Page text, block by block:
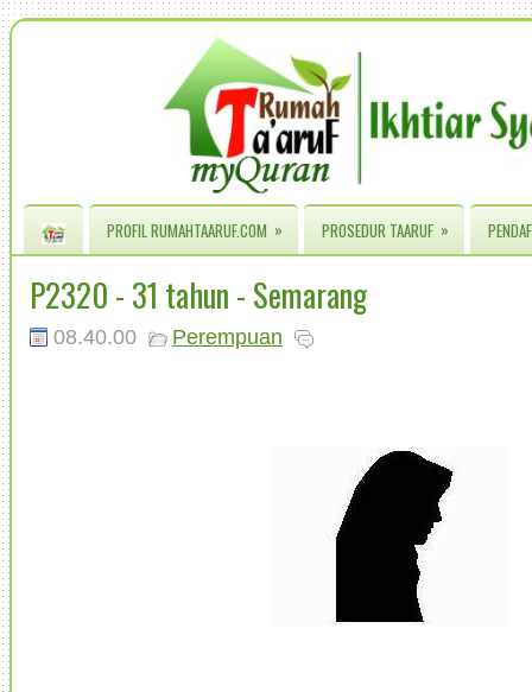
PROFIL RUMAHTAARUF.COM » PROSEDUR TAARUF »
P2320 - 31 tahun - Semarang
08.40.00 Perempuan